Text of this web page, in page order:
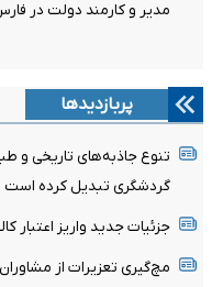
مدیر و کارمند دولت در
پربازدیدها
تنوع جاذبه‌های تاریخی و
گردشگری تبدیل کرده است
جزئیات جدید واریز اعتبار